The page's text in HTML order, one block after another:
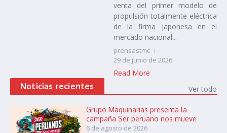
venta del primer modelo de
propulsión totalmente eléctrica
de la firma japonesa en el
mercado nacional...
prensastmc
29 de junio de 2026
Read More
Noticias recientes Ver todo
Grupo Maquinarias presenta la
campaña Ser peruano nos mueve
6 de agosto de 2026